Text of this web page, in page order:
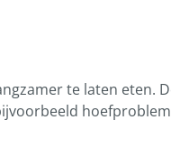
te laten eten.